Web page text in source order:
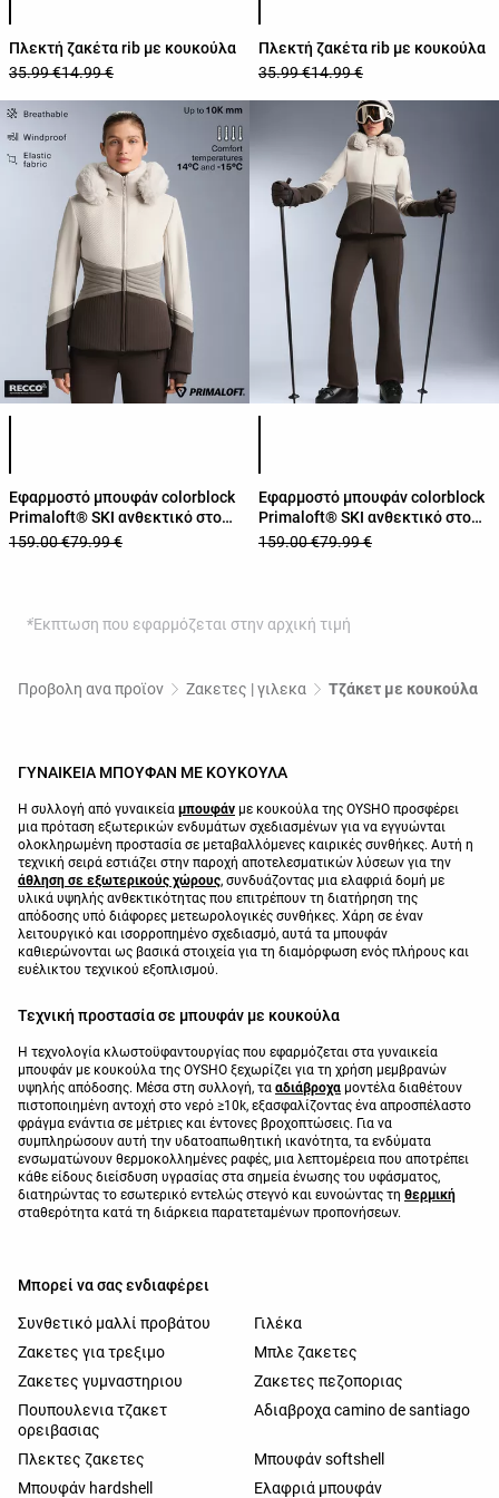
Πλεκτή ζακέτα rib με κουκούλα
35.99 €14.99 €
Πλεκτή ζακέτα rib με κουκούλα
35.99 €14.99 €
Λίστα χρωμάτων προϊόντος
Εφαρμοστό μπουφάν colorblock
Primaloft® SKI ανθεκτικό στο
νερό
159.00 €79.99 €
Λίστα χρωμάτων προϊόντος
Εφαρμοστό μπουφάν colorblock
Primaloft® SKI ανθεκτικό στο
νερό
159.00 €79.99 €
*Έκπτωση που εφαρμόζεται στην αρχική τιμή
Προβολη ανα προϊον Ζακετες | γιλεκα Τζάκετ με κουκούλα
ΓΥΝΑΙΚΕΙΑ ΜΠΟΥΦΑΝ ΜΕ ΚΟΥΚΟΥΛΑ
Η συλλογή από γυναικεία μπουφάν με κουκούλα της OYSHO προσφέρει
μια πρόταση εξωτερικών ενδυμάτων σχεδιασμένων για να εγγυώνται
ολοκληρωμένη προστασία σε μεταβαλλόμενες καιρικές συνθήκες. Αυτή η
τεχνική σειρά εστιάζει στην παροχή αποτελεσματικών λύσεων για την
άθληση σε εξωτερικούς χώρους, συνδυάζοντας μια ελαφριά δομή με
υλικά υψηλής ανθεκτικότητας που επιτρέπουν τη διατήρηση της
απόδοσης υπό διάφορες μετεωρολογικές συνθήκες. Χάρη σε έναν
λειτουργικό και ισορροπημένο σχεδιασμό, αυτά τα μπουφάν
καθιερώνονται ως βασικά στοιχεία για τη διαμόρφωση ενός πλήρους και
ευέλικτου τεχνικού εξοπλισμού.
Τεχνική προστασία σε μπουφάν με κουκούλα
Η τεχνολογία κλωστοϋφαντουργίας που εφαρμόζεται στα γυναικεία
μπουφάν με κουκούλα της OYSHO ξεχωρίζει για τη χρήση μεμβρανών
υψηλής απόδοσης. Μέσα στη συλλογή, τα αδιάβροχα μοντέλα διαθέτουν
πιστοποιημένη αντοχή στο νερό ≥10k, εξασφαλίζοντας ένα απροσπέλαστο
φράγμα ενάντια σε μέτριες και έντονες βροχοπτώσεις. Για να
συμπληρώσουν αυτή την υδατοαπωθητική ικανότητα, τα ενδύματα
ενσωματώνουν θερμοκολλημένες ραφές, μια λεπτομέρεια που αποτρέπει
κάθε είδους διείσδυση υγρασίας στα σημεία ένωσης του υφάσματος,
διατηρώντας το εσωτερικό εντελώς στεγνό και ευνοώντας τη θερμική
σταθερότητα κατά τη διάρκεια παρατεταμένων προπονήσεων.
Μπορεί να σας ενδιαφέρει
Συνθετικό μαλλί προβάτου
Γιλέκα
Ζακετες για τρεξιμο
Μπλε ζακετες
Ζακετες γυμναστηριου
Ζακετες πεζοποριας
Πουπουλενια τζακετ
ορειβασιας
Αδιαβροχα camino de santiago
Πλεκτες ζακετες
Μπουφάν softshell
Μπουφάν hardshell
Ελαφριά μπουφάν